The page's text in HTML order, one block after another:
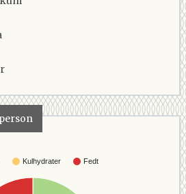
Kulhydrater Fedt